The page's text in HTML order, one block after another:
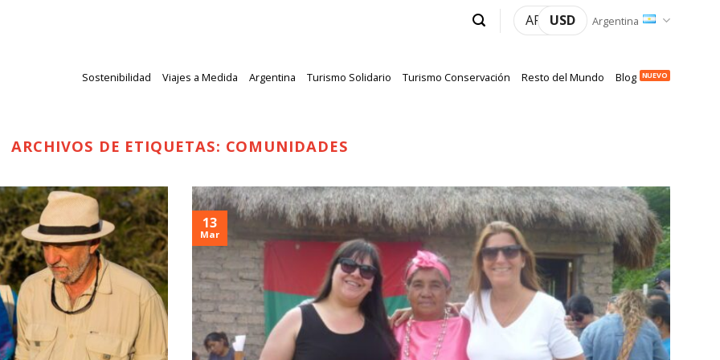
ARS USD Argentina
Sostenibilidad Viajes a Medida Argentina Turismo Solidario Turismo Conservación Resto del Mundo Blog
ARCHIVOS DE ETIQUETAS: COMUNIDADES
13
Mar